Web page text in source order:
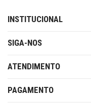
INSTITUCIONAL
SIGA-NOS
ATENDIMENTO
PAGAMENTO